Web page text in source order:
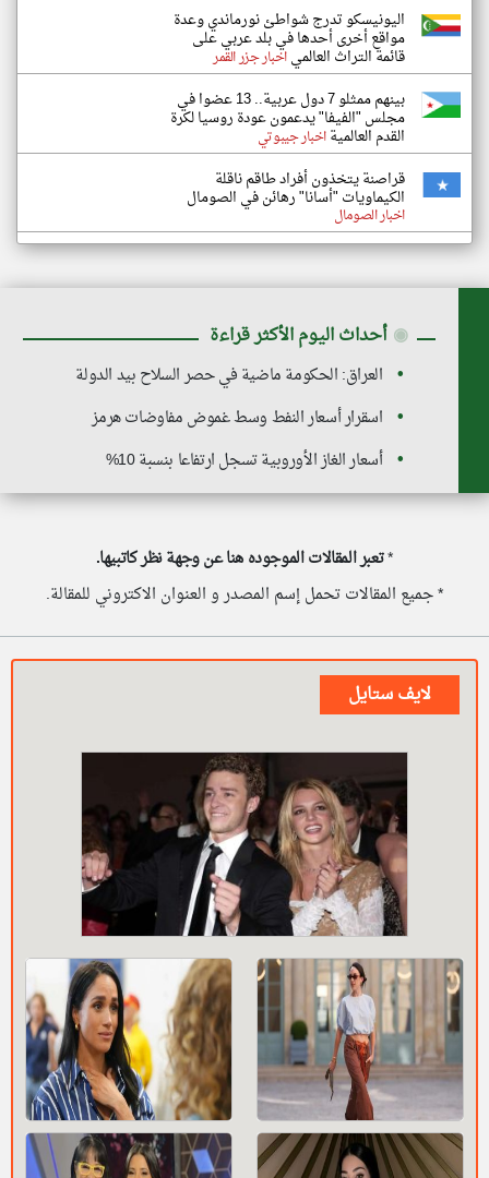
اليونيسكو تدرج شواطئ نورماندي وعدة
مواقع أخرى أحدها في بلد عربي على
قائمة التراث العالمياخبار جزر القمر
بينهم ممثلو 7 دول عربية.. 13 عضوا في
مجلس "الفيفا" يدعمون عودة روسيا لكرة
القدم العالميةاخبار جيبوتي
قراصنة يتخذون أفراد طاقم ناقلة
الكيماويات "أسانا" رهائن في الصومال
اخبار الصومال
◉ أحداث اليوم الأكثر قراءة
العراق: الحكومة ماضية في حصر السلاح بيد الدولة
اسقرار أسعار النفط وسط غموض مفاوضات هرمز
أسعار الغاز الأوروبية تسجل ارتفاعا بنسبة 10%
*تعبر المقالات الموجوده هنا عن وجهة نظر كاتبيها.
* جميع المقالات تحمل إسم المصدر و العنوان الاكتروني للمقالة.
لايف ستايل